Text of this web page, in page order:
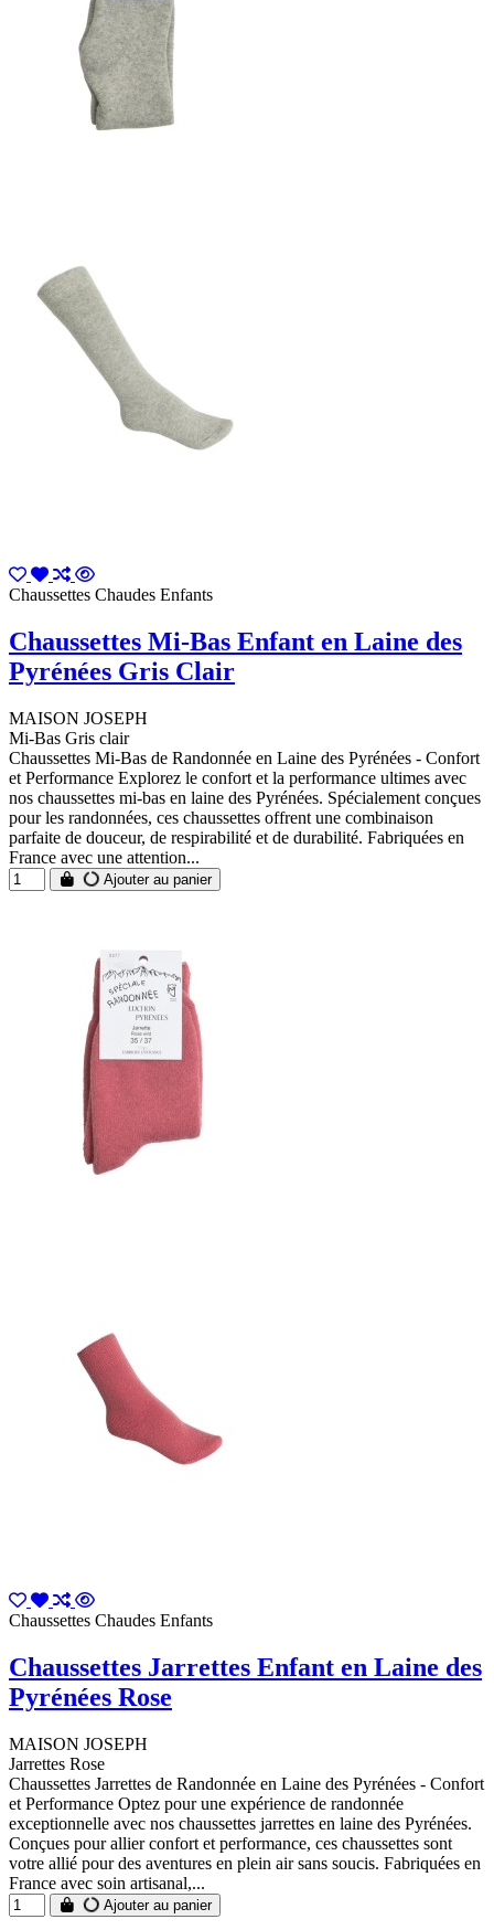
Chaussettes Chaudes Enfants
Chaussettes Mi-Bas Enfant en Laine des
Pyrénées Gris Clair
MAISON JOSEPH
Mi-Bas Gris clair
Chaussettes Mi-Bas de Randonnée en Laine des Pyrénées - Confort
et Performance Explorez le confort et la performance ultimes avec
nos chaussettes mi-bas en laine des Pyrénées. Spécialement conçues
pour les randonnées, ces chaussettes offrent une combinaison
parfaite de douceur, de respirabilité et de durabilité. Fabriquées en
France avec une attention...
Ajouter au panier
Chaussettes Chaudes Enfants
Chaussettes Jarrettes Enfant en Laine des
Pyrénées Rose
MAISON JOSEPH
Jarrettes Rose
Chaussettes Jarrettes de Randonnée en Laine des Pyrénées - Confort
et Performance Optez pour une expérience de randonnée
exceptionnelle avec nos chaussettes jarrettes en laine des Pyrénées.
Conçues pour allier confort et performance, ces chaussettes sont
votre allié pour des aventures en plein air sans soucis. Fabriquées en
France avec soin artisanal,...
Ajouter au panier